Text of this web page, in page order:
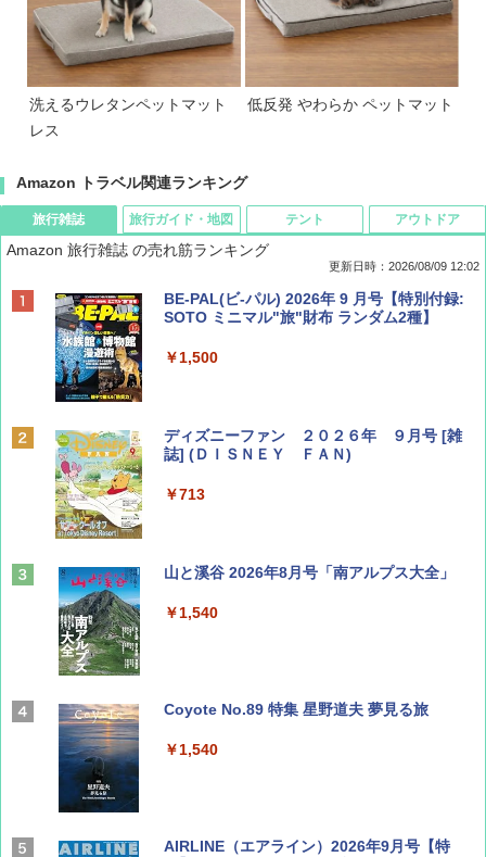
洗えるウレタンペットマット
レス
低反発 やわらか ペットマット
Amazon トラベル関連ランキング
旅行雑誌
Amazon 旅行雑誌 の売れ筋ランキング
更新日時：2026/08/09 12:02
BE-PAL(ビ-パル) 2026年 9 月号【特別付録:
SOTO ミニマル"旅"財布 ランダム2種】
￥1,500
ディズニーファン ２０２６年 ９月号 [雑
誌] (ＤＩＳＮＥＹ ＦＡＮ)
￥713
山と溪谷 2026年8月号「南アルプス大全」
￥1,540
Coyote No.89 特集 星野道夫 夢見る旅
￥1,540
AIRLINE（エアライン）2026年9月号【特
旅行ガイド・地図 テント アウトドア